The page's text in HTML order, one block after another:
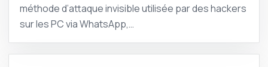
méthode d’attaque invisible utilisée par des hackers
sur les PC via WhatsApp,…